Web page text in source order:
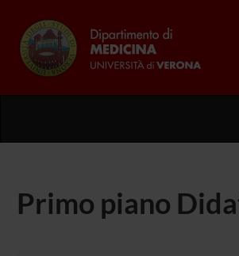
Primo piano